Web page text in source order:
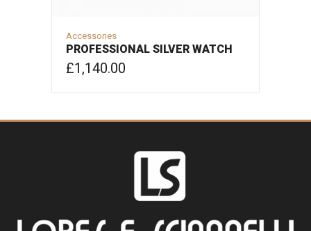
Accessories
PROFESSIONAL SILVER WATCH
£1,140.00